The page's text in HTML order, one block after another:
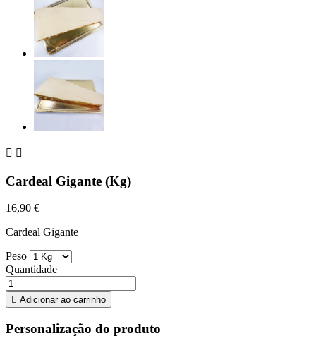
 
Cardeal Gigante (Kg)
16,90 €
Cardeal Gigante
Peso
Quantidade
 Adicionar ao carrinho
Personalização do produto